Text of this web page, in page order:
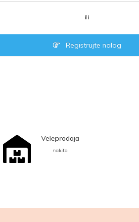
ili
Registrujte nalog
Veleprodaja
nakita